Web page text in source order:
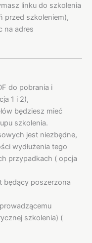
linku do szkolenia
przed szkoleniem),
na adres
do pobrania i
1 i 2),
będziesz mieć
szkolenia.
jest niezbędne,
wydłużenia tego
przypadkach ( opcja
będący poszerzona
szkolenia) (